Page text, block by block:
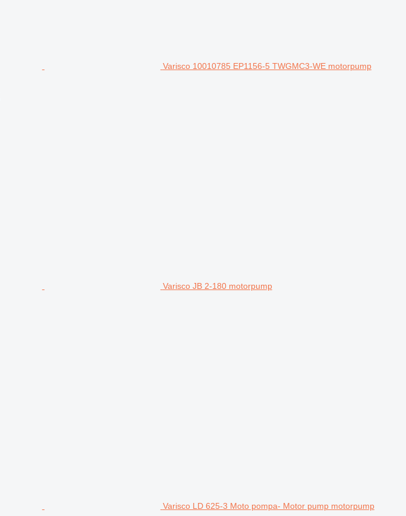
Varisco 10010785 EP1156-5 TWGMC3-WE motorpump
Varisco JB 2-180 motorpump
Varisco LD 625-3 Moto pompa- Motor pump motorpump